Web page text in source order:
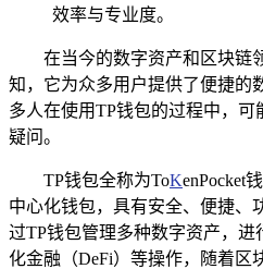
效率与专业度。
在当今的数字资产和区块链
知，它为众多用户提供了便捷的
多人在使用TP钱包的过程中，可
疑问。
TP钱包全称为ToKenPocket
中心化钱包，具有安全、便捷、
过TP钱包管理多种数字资产，
化金融（DeFi）等操作，随着区